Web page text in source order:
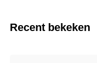
Recent bekeken